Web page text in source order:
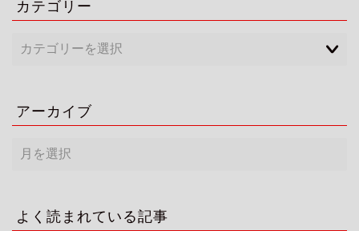
カテゴリー
アーカイブ
ー
ブ
よく読まれている記事